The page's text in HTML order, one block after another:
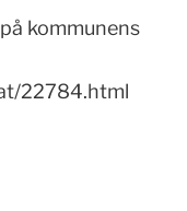
kommunens
22784.html